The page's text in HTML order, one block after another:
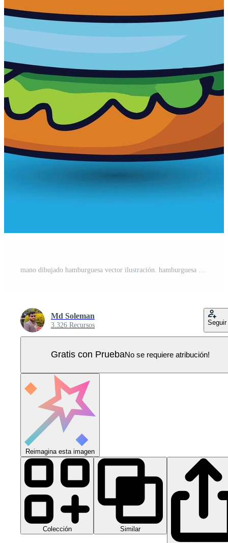
Md Soleman
3.326 Recursos Seguir
Gratis con PruebaNo se requiere atribución!
Reimagina esta imagen
Colección Similar